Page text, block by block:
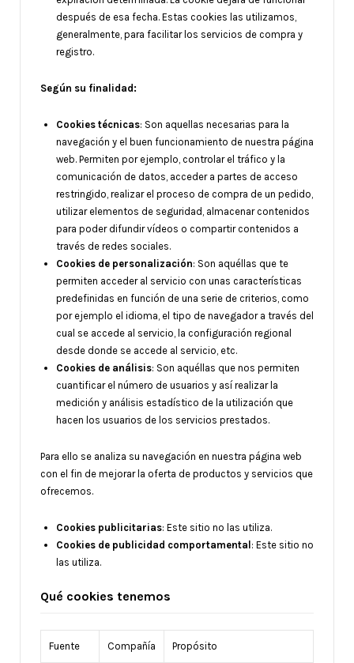
después de esa fecha. Estas cookies las utilizamos,
generalmente, para facilitar los servicios de compra y
registro.
Según su finalidad:
Cookies técnicas: Son aquellas necesarias para la
navegación y el buen funcionamiento de nuestra página
web. Permiten por ejemplo, controlar el tráfico y la
comunicación de datos, acceder a partes de acceso
restringido, realizar el proceso de compra de un pedido,
utilizar elementos de seguridad, almacenar contenidos
para poder difundir vídeos o compartir contenidos a
través de redes sociales.
Cookies de personalización: Son aquéllas que te
permiten acceder al servicio con unas características
predefinidas en función de una serie de criterios, como
por ejemplo el idioma, el tipo de navegador a través del
cual se accede al servicio, la configuración regional
desde donde se accede al servicio, etc.
Cookies de análisis: Son aquéllas que nos permiten
cuantificar el número de usuarios y así realizar la
medición y análisis estadístico de la utilización que
hacen los usuarios de los servicios prestados.
Para ello se analiza su navegación en nuestra página web
con el fin de mejorar la oferta de productos y servicios que
ofrecemos.
Cookies publicitarias: Este sitio no las utiliza.
Cookies de publicidad comportamental: Este sitio no
las utiliza.
Qué cookies tenemos
Fuente Compañía Propósito